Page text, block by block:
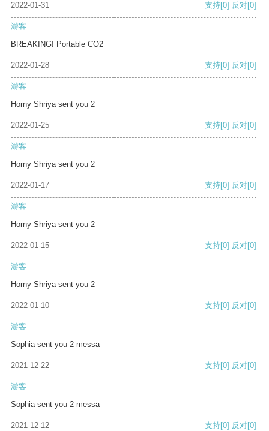
2022-01-31 支持[0] 反对[0]
游客
BREAKING! Portable CO2
2022-01-28 支持[0] 反对[0]
游客
Horny Shriya sent you 2
2022-01-25 支持[0] 反对[0]
游客
Horny Shriya sent you 2
2022-01-17 支持[0] 反对[0]
游客
Horny Shriya sent you 2
2022-01-15 支持[0] 反对[0]
游客
Horny Shriya sent you 2
2022-01-10 支持[0] 反对[0]
游客
Sophia sent you 2 messa
2021-12-22 支持[0] 反对[0]
游客
Sophia sent you 2 messa
2021-12-12 支持[0] 反对[0]